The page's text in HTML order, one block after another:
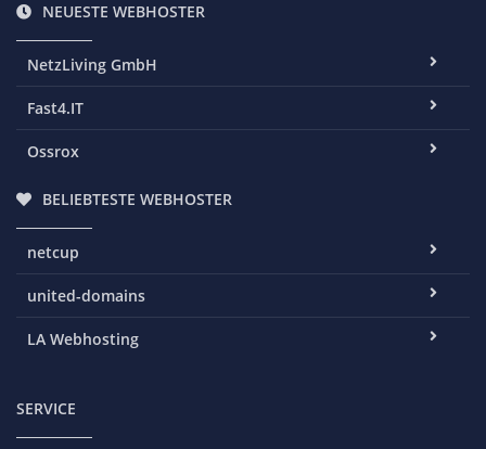
NEUESTE WEBHOSTER
NetzLiving GmbH
Fast4.IT
Ossrox
BELIEBTESTE WEBHOSTER
netcup
united-domains
LA Webhosting
SERVICE